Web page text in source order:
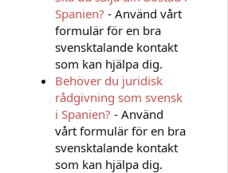
Spanien? - Använd vårt
formulär för en bra
svensktalande kontakt
som kan hjälpa dig.
Behöver du juridisk
rådgivning som svensk
i Spanien? - Använd
vårt formulär för en bra
svensktalande kontakt
som kan hjälpa dig.